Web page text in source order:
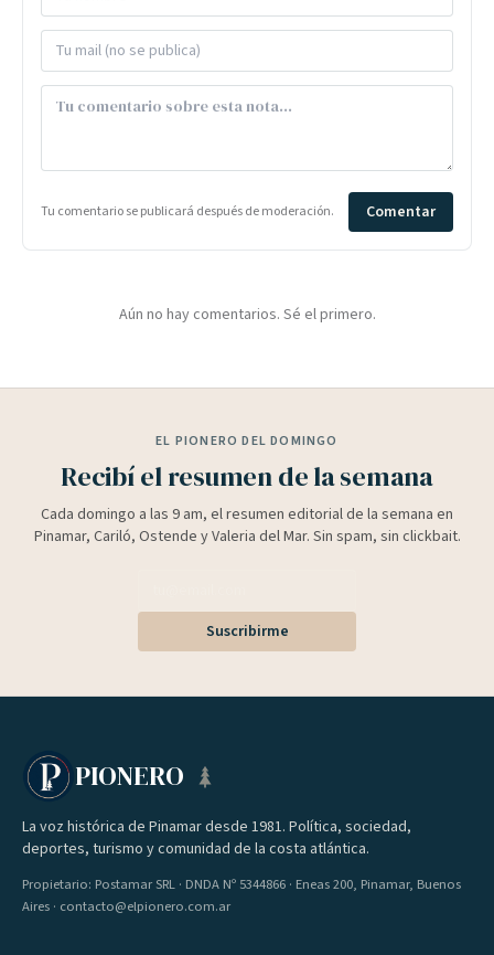
Tu comentario se publicará después de moderación. Comentar
Aún no hay comentarios. Sé el primero.
EL PIONERO DEL DOMINGO
Recibí el resumen de la semana
Cada domingo a las 9 am, el resumen editorial de la semana en
Pinamar, Cariló, Ostende y Valeria del Mar. Sin spam, sin clickbait.
Suscribirme
PIONERO
La voz histórica de Pinamar desde 1981. Política, sociedad,
deportes, turismo y comunidad de la costa atlántica.
Propietario: Postamar SRL · DNDA Nº 5344866 · Eneas 200, Pinamar, Buenos
Aires · contacto@elpionero.com.ar